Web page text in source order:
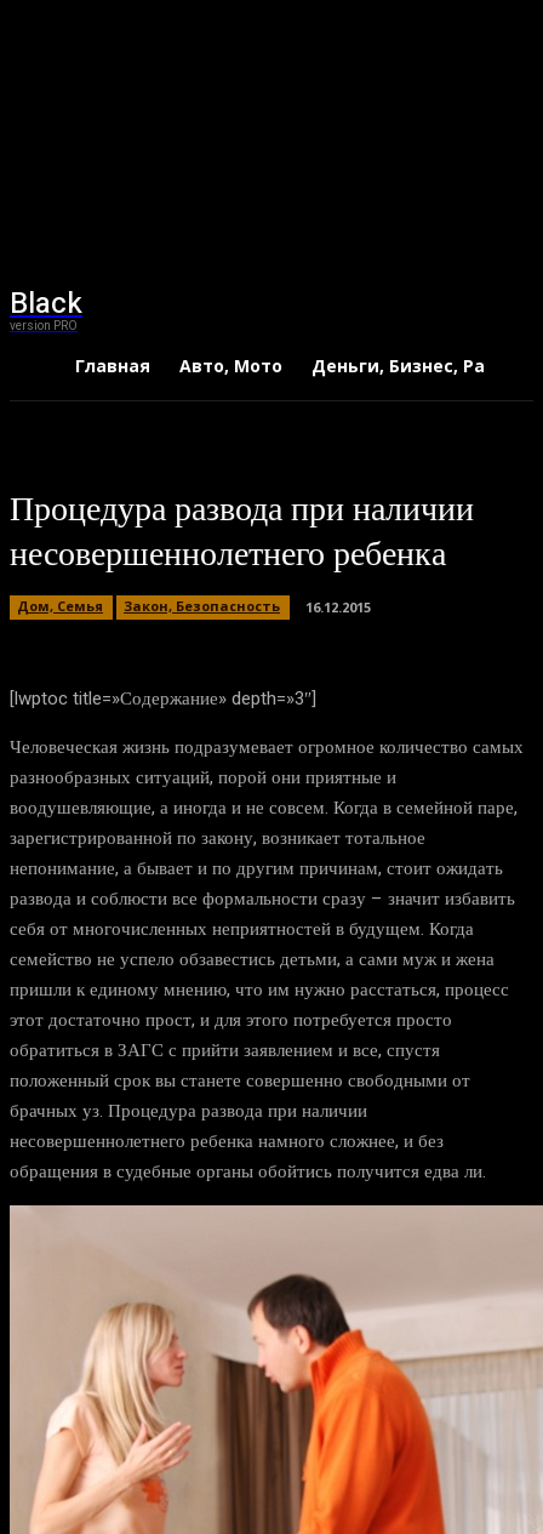
Black
version PRO
Главная Авто, Мото Деньги, Бизнес, Работа
Процедура развода при наличии
несовершеннолетнего ребенка
Дом, Семья Закон, Безопасность 16.12.2015
[lwptoc title=»Содержание» depth=»3″]
Человеческая жизнь подразумевает огромное количество самых
разнообразных ситуаций, порой они приятные и
воодушевляющие, а иногда и не совсем. Когда в семейной паре,
зарегистрированной по закону, возникает тотальное
непонимание, а бывает и по другим причинам, стоит ожидать
развода и соблюсти все формальности сразу – значит избавить
себя от многочисленных неприятностей в будущем. Когда
семейство не успело обзавестись детьми, а сами муж и жена
пришли к единому мнению, что им нужно расстаться, процесс
этот достаточно прост, и для этого потребуется просто
обратиться в ЗАГС с прийти заявлением и все, спустя
положенный срок вы станете совершенно свободными от
брачных уз. Процедура развода при наличии
несовершеннолетнего ребенка намного сложнее, и без
обращения в судебные органы обойтись получится едва ли.